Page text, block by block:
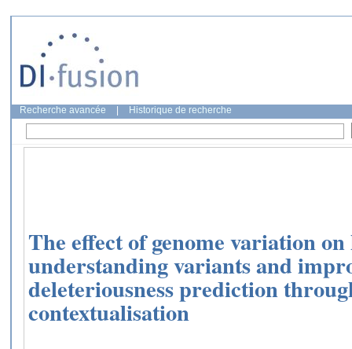
Recherche avancée Historique de recherche
The effect of genome variation
understanding variants and
deleteriousness prediction
contextualisation